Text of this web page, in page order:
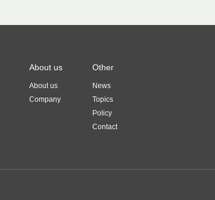
About us
About us
Company
Other
News
Topics
Policy
Contact